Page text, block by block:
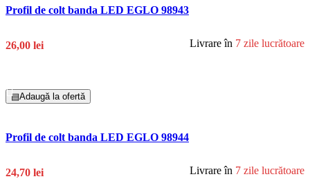
Profil de colt banda LED EGLO 98943
26,00 lei Livrare în 7 zile lucrătoare
▤Adaugă la ofertă
Profil de colt banda LED EGLO 98944
24,70 lei Livrare în 7 zile lucrătoare